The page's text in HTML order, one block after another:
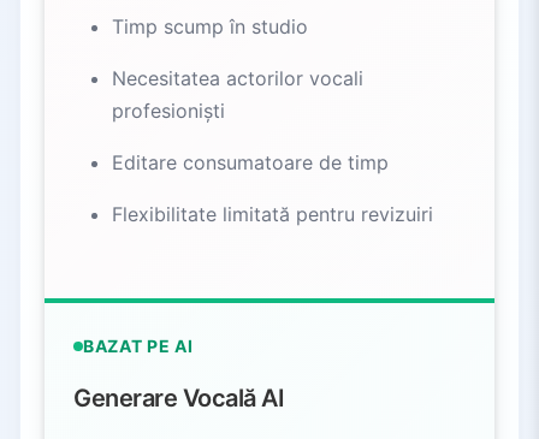
Timp scump în studio
Necesitatea actorilor vocali
profesioniști
Editare consumatoare de timp
Flexibilitate limitată pentru revizuiri
BAZAT PE AI
Generare Vocală AI